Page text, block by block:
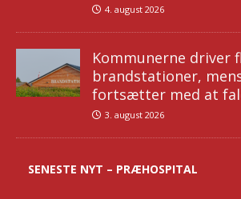
4. august 2026
Kommunerne driver
brandstationer,
fortsætter med at
3. august 2026
SENESTE NYT – PRÆHOSPITAL